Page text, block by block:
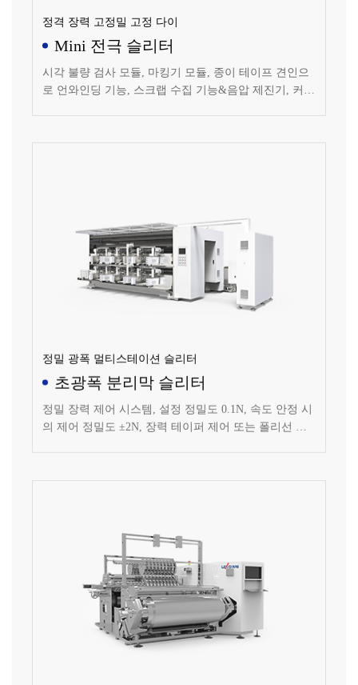
정격 장력 고정밀 고정 다이
Mini 전극 슬리터
시각 불량 검사 모듈, 마킹기 모듈, 종이 테이프 견인으
로 언와인딩 기능, 스크랩 수집 기능&음압 제진기, 커터
정밀 광폭 멀티스테이션 슬리터
초광폭 분리막 슬리터
정밀 장력 제어 시스템, 설정 정밀도 0.1N, 속도 안정 시
의 제어 정밀도 ±2N, 장력 테이퍼 제어 또는 폴리선 제